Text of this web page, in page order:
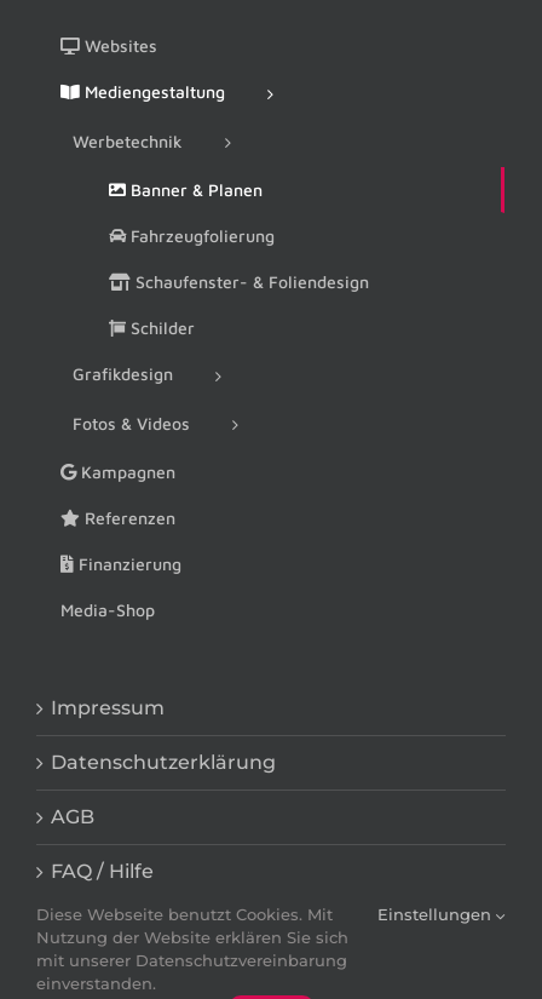
Websites
Mediengestaltung
Werbetechnik
Banner & Planen
Fahrzeugfolierung
Schaufenster- & Foliendesign
Schilder
Grafikdesign
Fotos & Videos
Kampagnen
Referenzen
Finanzierung
Media-Shop
Impressum
Datenschutzerklärung
AGB
FAQ / Hilfe
Diese Webseite benutzt Cookies. Mit
Nutzung der Website erklären Sie sich
mit unserer Datenschutzvereinbarung
einverstanden.
Einstellungen